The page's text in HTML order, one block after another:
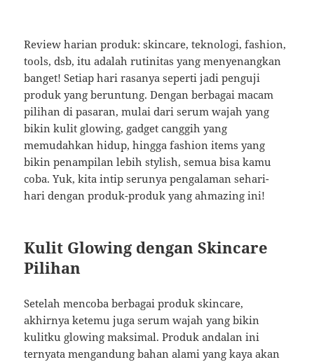
Review harian produk: skincare, teknologi, fashion,
tools, dsb, itu adalah rutinitas yang menyenangkan
banget! Setiap hari rasanya seperti jadi penguji
produk yang beruntung. Dengan berbagai macam
pilihan di pasaran, mulai dari serum wajah yang
bikin kulit glowing, gadget canggih yang
memudahkan hidup, hingga fashion items yang
bikin penampilan lebih stylish, semua bisa kamu
coba. Yuk, kita intip serunya pengalaman sehari-
hari dengan produk-produk yang ahmazing ini!
Kulit Glowing dengan Skincare
Pilihan
Setelah mencoba berbagai produk skincare,
akhirnya ketemu juga serum wajah yang bikin
kulitku glowing maksimal. Produk andalan ini
ternyata mengandung bahan alami yang kaya akan